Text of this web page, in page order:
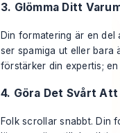
3. Glömma Ditt
Din formatering är en
ser spamiga ut eller bara
förstärker din expertis;
4. Göra Det Svårt Att
Folk scrollar snabbt. Din